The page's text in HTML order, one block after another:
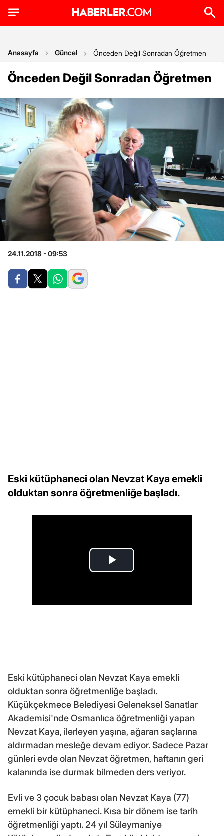
Anasayfa Güncel Önceden Değil Sonradan Öğretmen
Önceden Değil Sonradan Öğretmen
24.11.2018 - 09:53
Eski kütüphaneci olan Nevzat Kaya emekli
olduktan sonra öğretmenliğe başladı.
Eski kütüphaneci olan Nevzat Kaya emekli
olduktan sonra öğretmenliğe başladı.
Küçükçekmece Belediyesi Geleneksel Sanatlar
Akademisi'nde Osmanlıca öğretmenliği yapan
Nevzat Kaya, ilerleyen yaşına, ağaran saçlarına
aldırmadan mesleğe devam ediyor. Sadece Pazar
günleri evde olan Nevzat öğretmen, haftanın geri
kalanında ise durmak bilmeden ders veriyor.
Evli ve 3 çocuk babası olan Nevzat Kaya (77)
emekli bir kütüphaneci. Kısa bir dönem ise tarih
öğretmenliği yaptı. 24 yıl Süleymaniye